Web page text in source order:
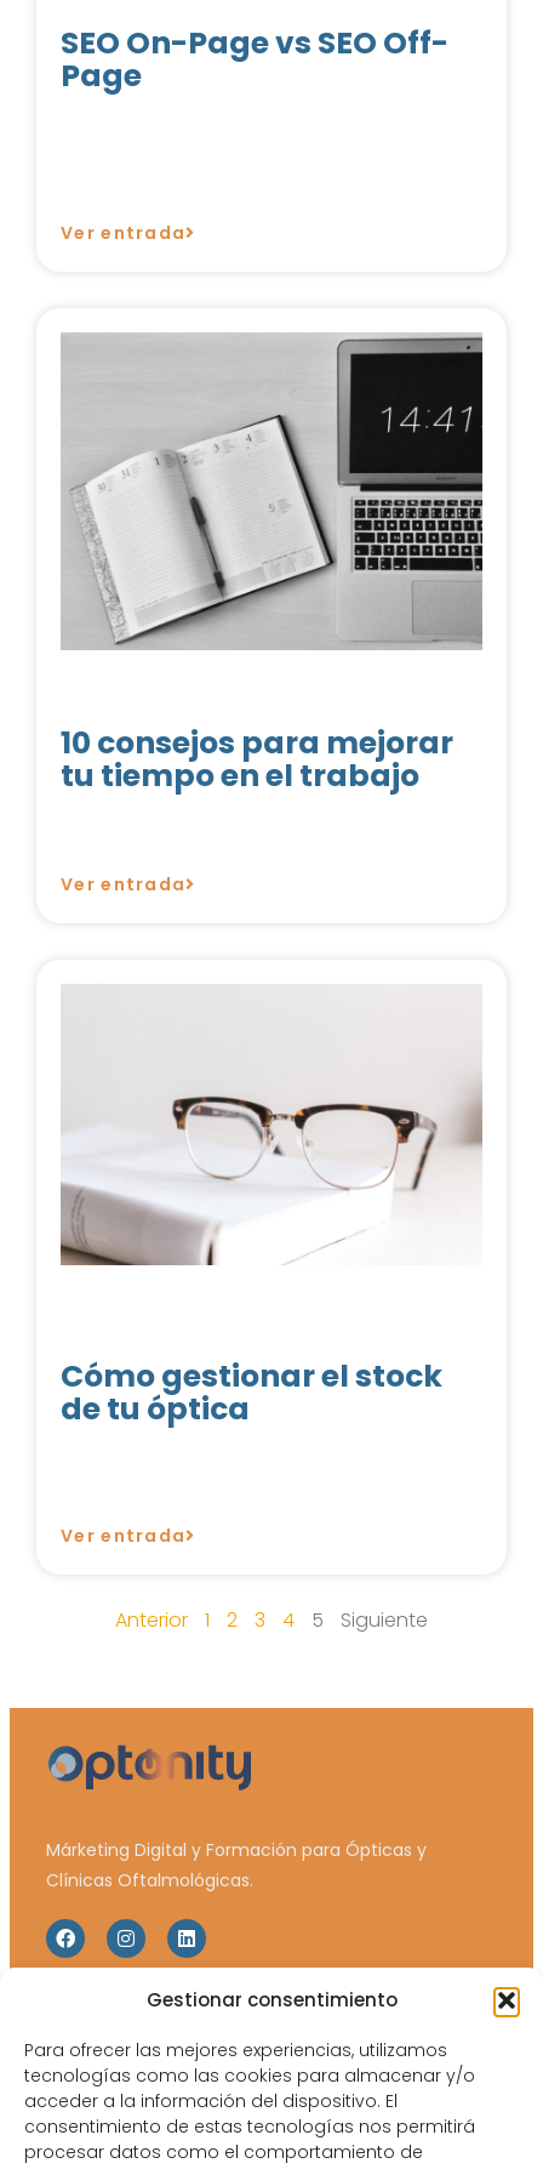
Gestionar consentimiento
Para ofrecer las mejores experiencias, utilizamos
tecnologías como las cookies para almacenar y/o
acceder a la información del dispositivo. El
consentimiento de estas tecnologías nos permitirá
procesar datos como el comportamiento de
SEO On-Page vs SEO Off-
Page
Ver entrada
10 consejos para mejorar
tu tiempo en el trabajo
Ver entrada
Cómo gestionar el stock
de tu óptica
Ver entrada
Anterior 1 2 3 4 5 Siguiente
Márketing Digital y Formación para Ópticas y
Clínicas Oftalmológicas.
Inicio
Equipo
Catálogos y tarifas
Legales
Política de Privacidad
Política de Cookies
Aviso Legal